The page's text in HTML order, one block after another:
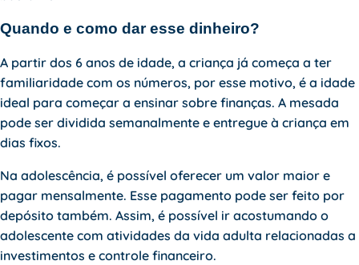
Quando e como dar esse dinheiro?
A partir dos 6 anos de idade, a criança já começa a ter
familiaridade com os números, por esse motivo, é a idade
ideal para começar a ensinar sobre finanças. A mesada
pode ser dividida semanalmente e entregue à criança em
dias fixos.
Na adolescência, é possível oferecer um valor maior e
pagar mensalmente. Esse pagamento pode ser feito por
depósito também. Assim, é possível ir acostumando o
adolescente com atividades da vida adulta relacionadas a
investimentos e controle financeiro.